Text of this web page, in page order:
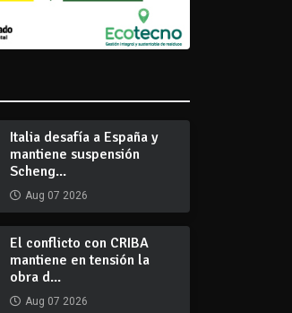
Italia desafía a España y
mantiene suspensión
Scheng...
Aug 07 2026
El conflicto con CRIBA
mantiene en tensión la
obra d...
Aug 07 2026